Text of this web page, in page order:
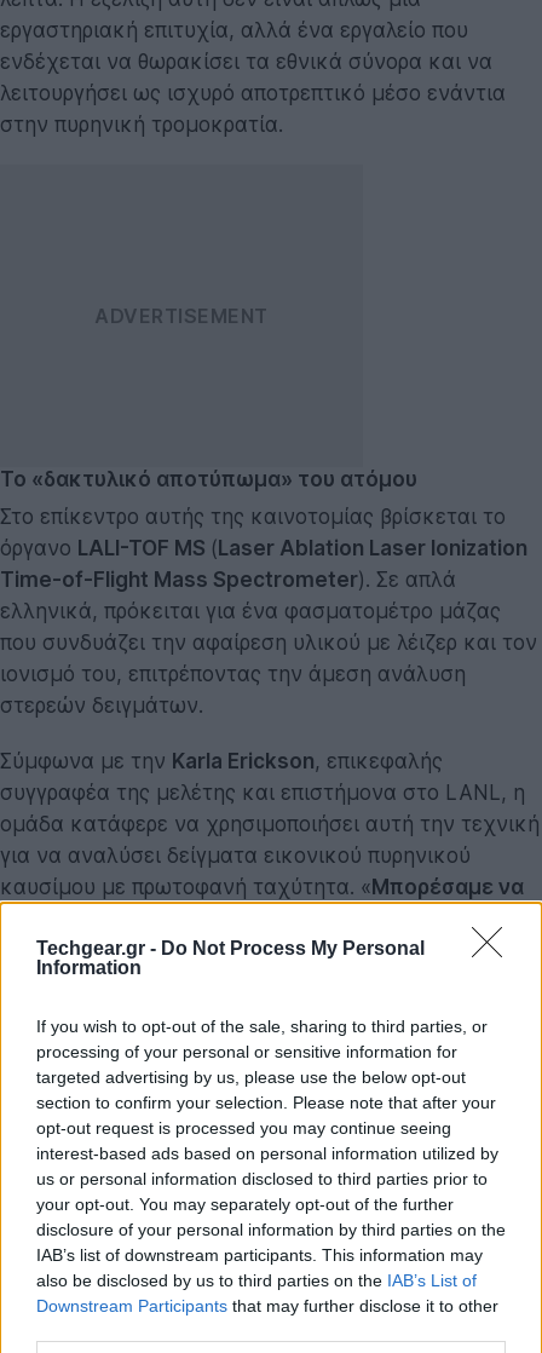
Techgear.gr - Do Not Process My Personal
Information
If you wish to opt-out of the sale, sharing to third parties, or
processing of your personal or sensitive information for
targeted advertising by us, please use the below opt-out
section to confirm your selection. Please note that after your
opt-out request is processed you may continue seeing
interest-based ads based on personal information utilized by
us or personal information disclosed to third parties prior to
your opt-out. You may separately opt-out of the further
disclosure of your personal information by third parties on the
IAB’s list of downstream participants. This information may
also be disclosed by us to third parties on the IAB’s List of
Downstream Participants that may further disclose it to other
εργαστηριακή επιτυχία, αλλά ένα εργαλείο που
ενδέχεται να θωρακίσει τα εθνικά σύνορα και να
λειτουργήσει ως ισχυρό αποτρεπτικό μέσο ενάντια
στην πυρηνική τρομοκρατία.
Το «δακτυλικό αποτύπωμα» του ατόμου
Στο επίκεντρο αυτής της καινοτομίας βρίσκεται το
όργανο LALI-TOF MS (Laser Ablation Laser Ionization
Time-of-Flight Mass Spectrometer). Σε απλά
ελληνικά, πρόκειται για ένα φασματομέτρο μάζας
που συνδυάζει την αφαίρεση υλικού με λέιζερ και τον
ιονισμό του, επιτρέποντας την άμεση ανάλυση
στερεών δειγμάτων.
Σύμφωνα με την Karla Erickson, επικεφαλής
συγγραφέα της μελέτης και επιστήμονα στο LANL, η
ομάδα κατάφερε να χρησιμοποιήσει αυτή την τεχνική
για να αναλύσει δείγματα εικονικού πυρηνικού
καυσίμου με πρωτοφανή ταχύτητα. «Μπορέσαμε να
λιγότερο από μισή ώρα»,ανέφερε χαρακτηριστικά
τονίζοντας πως η ανάλυση ήταν «εκπληκτικά
ερευνητές δεν γνώριζαν ότι υπήρχαν στο δείγμα.
Για να γίνει αντιληπτό το μέγεθος της διαφοράς, αρκεί
να συγκρίνουμε τη νέα μέθοδο με τις παραδοσιακές
πρακτικές. Μέχρι τώρα, η ανάλυση τέτοιων υλικών
απαιτούσε τη διάλυσή τους σε ισχυρά οξέα. Αυτό όχι
μόνο χρειαζόταν εξειδικευμένες εγκαταστάσεις για
την προστασία από την ακτινοβολία, αλλά παρήγαγε
και επικίνδυνα χημικά απόβλητα, ενώ τα
αποτελέσματα μπορεί να έκαναν εβδομάδες να